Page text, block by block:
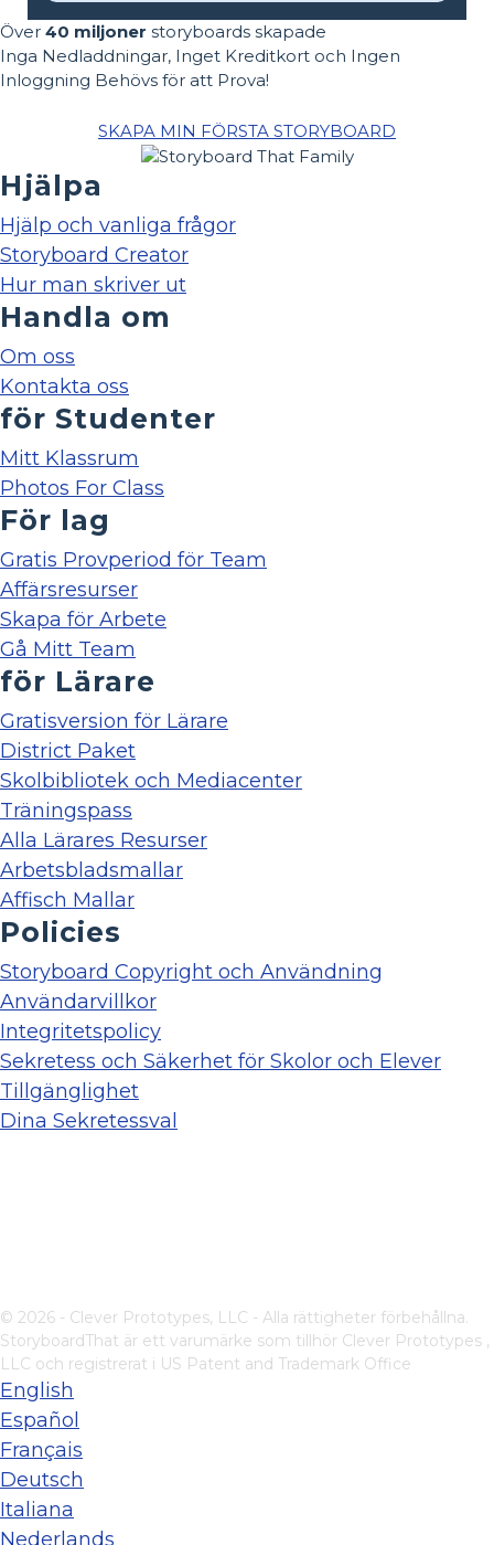
Över 40 miljoner storyboards skapade
Inga Nedladdningar, Inget Kreditkort och Ingen
Inloggning Behövs för att Prova!
SKAPA MIN FÖRSTA STORYBOARD
Hjälpa
Hjälp och vanliga frågor
Storyboard Creator
Hur man skriver ut
Handla om
Om oss
Kontakta oss
för Studenter
Mitt Klassrum
Photos For Class
För lag
Gratis Provperiod för Team
Affärsresurser
Skapa för Arbete
Gå Mitt Team
för Lärare
Gratisversion för Lärare
District Paket
Skolbibliotek och Mediacenter
Träningspass
Alla Lärares Resurser
Arbetsbladsmallar
Affisch Mallar
Policies
Storyboard Copyright och Användning
Användarvillkor
Integritetspolicy
Sekretess och Säkerhet för Skolor och Elever
Tillgänglighet
Dina Sekretessval
© 2026 - Clever Prototypes, LLC - Alla rättigheter förbehållna.
StoryboardThat är ett varumärke som tillhör Clever Prototypes ,
LLC och registrerat i US Patent and Trademark Office
English
Español
Français
Deutsch
Italiana
Nederlands